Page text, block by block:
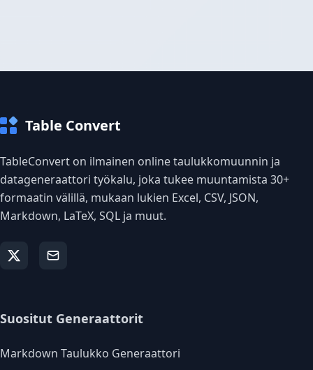
Table Convert
TableConvert on ilmainen online taulukkomuunnin ja
datageneraattori työkalu, joka tukee muuntamista 30+
formaatin välillä, mukaan lukien Excel, CSV, JSON,
Markdown, LaTeX, SQL ja muut.
Suositut Generaattorit
Markdown Taulukko Generaattori